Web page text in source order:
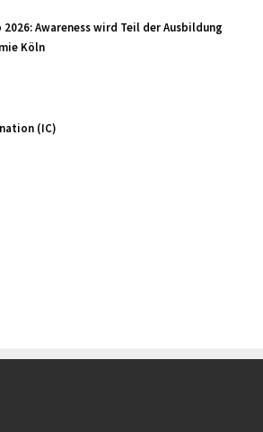
Awareness wird Teil der Ausbildung
Köln
(IC)